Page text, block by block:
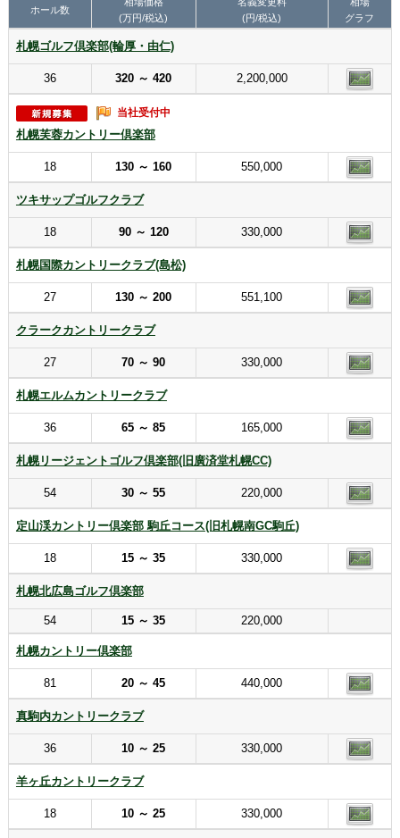
ホール数
(万円/税込)
(円/税込)
グラフ
札幌ゴルフ倶楽部(輪厚・由仁)
36 320 ～ 420 2,200,000
当社受付中
札幌芙蓉カントリー倶楽部
18 130 ～ 160 550,000
ツキサップゴルフクラブ
18 90 ～ 120 330,000
札幌国際カントリークラブ(島松)
27 130 ～ 200 551,100
クラークカントリークラブ
27 70 ～ 90 330,000
札幌エルムカントリークラブ
36 65 ～ 85 165,000
札幌リージェントゴルフ倶楽部(旧廣済堂札幌CC)
54 30 ～ 55 220,000
定山渓カントリー倶楽部 駒丘コース(旧札幌南GC駒丘)
18 15 ～ 35 330,000
札幌北広島ゴルフ倶楽部
54 15 ～ 35 220,000
札幌カントリー倶楽部
81 20 ～ 45 440,000
真駒内カントリークラブ
36 10 ～ 25 330,000
羊ヶ丘カントリークラブ
18 10 ～ 25 330,000